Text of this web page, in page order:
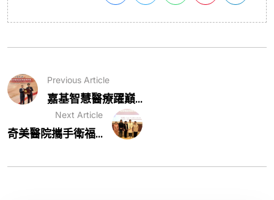
Previous Article
嘉基智慧醫療躍巔...
Next Article
奇美醫院攜手衛福...